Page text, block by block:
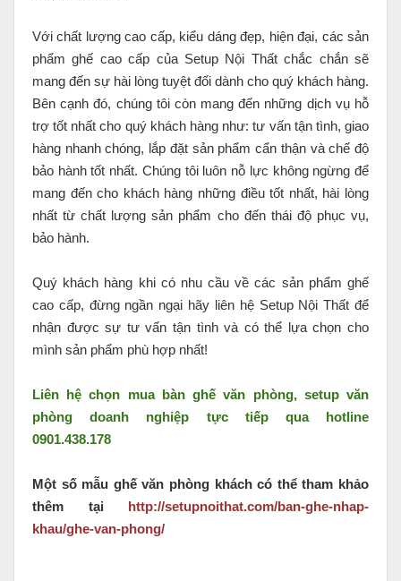
Với chất lượng cao cấp, kiểu dáng đẹp, hiện đại, các sản
phẩm ghế cao cấp của Setup Nội Thất chắc chắn sẽ
mang đến sự hài lòng tuyệt đối dành cho quý khách hàng.
Bên cạnh đó, chúng tôi còn mang đến những dịch vụ hỗ
trợ tốt nhất cho quý khách hàng như: tư vấn tận tình, giao
hàng nhanh chóng, lắp đặt sản phẩm cẩn thận và chế độ
bảo hành tốt nhất. Chúng tôi luôn nỗ lực không ngừng để
mang đến cho khách hàng những điều tốt nhất, hài lòng
nhất từ chất lượng sản phẩm cho đến thái độ phục vụ,
bảo hành.
Quý khách hàng khi có nhu cầu về các sản phẩm ghế
cao cấp, đừng ngần ngại hãy liên hệ Setup Nội Thất để
nhận được sự tư vấn tận tình và có thể lựa chọn cho
mình sản phẩm phù hợp nhất!
Liên hệ chọn mua bàn ghế văn phòng, setup văn
phòng doanh nghiệp tực tiếp qua hotline
0901.438.178
Một số mẫu ghế văn phòng khách có thể tham khảo
thêm tại http://setupnoithat.com/ban-ghe-nhap-
khau/ghe-van-phong/